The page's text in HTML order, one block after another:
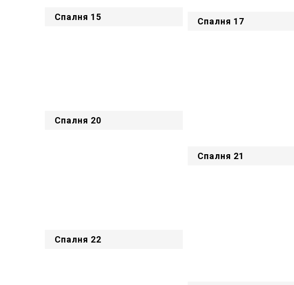
Спалня 15
Спалня 20
Спалня 22
Спалня 17
Спалня 21